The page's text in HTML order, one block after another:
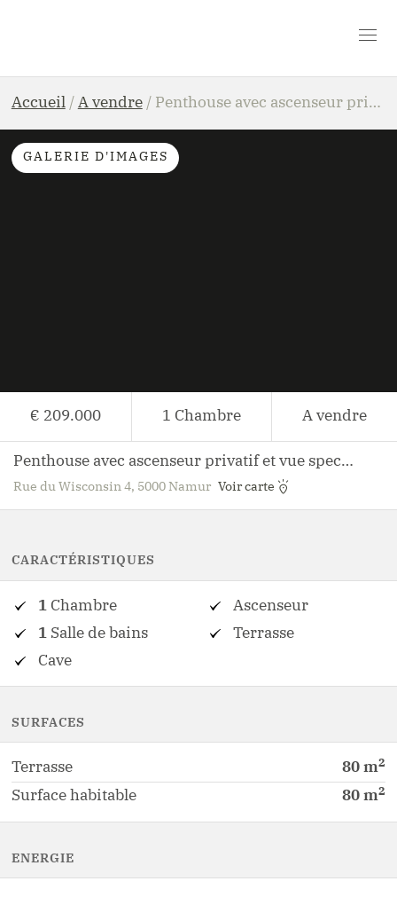
Accueil / A vendre / Penthouse avec ascenseur privatif et vue spectaculaire sur Namur
GALERIE D'IMAGES
€ 209.000 1 Chambre A vendre
Penthouse avec ascenseur privatif et vue spectaculaire sur Namur
Rue du Wisconsin 4, 5000 Namur Voir carte
CARACTÉRISTIQUES
1 Chambre
1 Salle de bains
Cave
Ascenseur
Terrasse
SURFACES
Terrasse 80 m2
Surface habitable 80 m2
ENERGIE